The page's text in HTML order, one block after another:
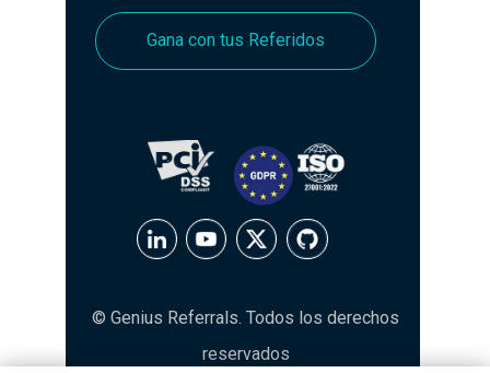
© Genius Referrals. Todos los derechos
reservados
Gana con tus Referidos